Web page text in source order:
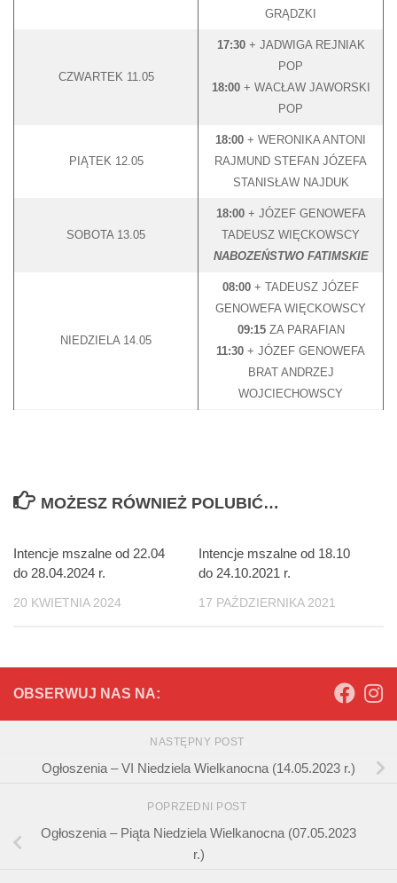
GRĄDZKI
CZWARTEK 11.05
17:30 + JADWIGA REJNIAK
POP
18:00 + WACŁAW JAWORSKI
POP
PIĄTEK 12.05
18:00 + WERONIKA ANTONI
RAJMUND STEFAN JÓZEFA
STANISŁAW NAJDUK
SOBOTA 13.05
18:00 + JÓZEF GENOWEFA
TADEUSZ WIĘCKOWSCY
NABOZEŃSTWO FATIMSKIE
NIEDZIELA 14.05
08:00 + TADEUSZ JÓZEF
GENOWEFA WIĘCKOWSCY
09:15 ZA PARAFIAN
11:30 + JÓZEF GENOWEFA
BRAT ANDRZEJ
WOJCIECHOWSCY
MOŻESZ RÓWNIEŻ POLUBIĆ…
Intencje mszalne od 22.04
do 28.04.2024 r.
20 KWIETNIA 2024
Intencje mszalne od 18.10
do 24.10.2021 r.
17 PAŹDZIERNIKA 2021
OBSERWUJ NAS NA:
NASTĘPNY POST
Ogłoszenia – VI Niedziela Wielkanocna (14.05.2023 r.)
POPRZEDNI POST
Ogłoszenia – Piąta Niedziela Wielkanocna (07.05.2023
r.)